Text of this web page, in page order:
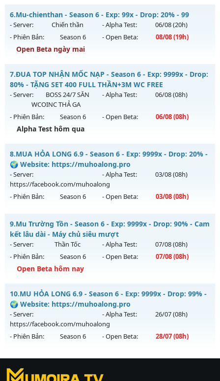
Antihack: Shark Shield
✨✨✨ Lục Địa Xưa✨✨✨ - ✨✨✨ Lục Địa Xưa✨✨✨
Mu mới ra tháng 08 2026 - Mở máy chủ
✨✨✨ Lục Địa
Xưa✨✨✨
vào 13h ngày 01/08/2626
Exp: 100x - Drop: 20%
Thể loại: Mu Nguyên bản Webzen
Antihack: XTEAM
6.Mu-chienthan - Season 6 - Exp: 99x - Drop: 20% - 99
- Server: Chiến thần - Alpha Test: 06/08(20h)
- Phiên Bản:
Season 6 - Open Beta: 08/08(19h)
Open Beta ngày mai
Mu-chienthan - 99
Mu mới ra tháng 08 2026 - Mở máy chủChiến thần
ngày 08/08/2626
Exp: 99x - Drop: 20%
Kiểu reset: Reset In Game
Antihack: Anti 8x
7.ĐUA TOP NHẬN MỐC NẠP - Season 6 - Exp: 9999x - Drop:
80% - TẶNG SET 400 FULL THẦN+3M WC FREE
- Server:
BOSS 24/7 SĂN
WCOINC THẢ GA
- Alpha Test: 06/08(08h)
- Phiên Bản: Season 6 - Open Beta: 06/08(08h)
Alpha Test hôm qua
ĐUA TOP NHẬN MỐC NẠP - TẶNG SET 400 FULL THẦN+3M
WC FREE
Mu mới ra tháng 08 2026 - Mở máy chủ
BOSS 24/7 SĂN
WCOINC THẢ GAvào 08h ngày 06/08/2626
Exp: 9999x - Drop: 80%
Thể loại: Mu Nguyên bản Webzen
Antihack: KHÔNG THỂ HACK
8.MUA HỎA LONG 6.9 - Season 6 - Exp: 9999x - Drop: 20% -
🌍 Website: https://muhoalong.pro
- Server:
https://facebook.com/muhoalong
- Alpha Test: 03/08(08h)
- Phiên Bản: Season 6 - Open Beta: 03/08(08h)
MUA HỎA LONG 6.9 - 🌍 Website: https://muhoalong.pro
Mu mới ra tháng 08 2026 - Mở máy chủ
https://facebook.com/muhoalongvào 08h ngày
03/08/2626
Exp: 9999x - Drop: 20%
Thể loại: Mu Nguyên bản Webzen
Antihack: XShield
9.Mu Trường Tồn - Season 6 - Exp: 9999x - Drop: 90% - Cam
kết lâu dài - Máy chủ siêu mượt
- Server: Thần Tốc - Alpha Test: 07/08(08h)
- Phiên Bản:
Season 6 - Open Beta: 07/08(08h)
Open Beta hôm nay
Mu Trường Tồn - Cam kết lâu dài - Máy chủ siêu mượt
Mu mới ra tháng 08 2026 - Mở máy chủ
ngày 07/08/2626
Exp: 9999x - Drop: 90%
Thể loại: Mu Nguyên bản Webzen
Antihack: ICMPROTECT ✅ 🔴 ✨ ⚡️
10.MU HỎA LONG 6.9 - Season 6 - Exp: 9999x - Drop: 99% -
🌍 Website: https://muhoalong.pro
- Server:
https://facebook.com/muhoalong
- Alpha Test: 26/07(08h)
- Phiên Bản: Season 6 - Open Beta: 28/07(08h)
MU HỎA LONG 6.9 - 🌍 Website: https://muhoalong.pro
Mu mới ra tháng 07 2026 - Mở máy chủ
https://ktdb.net/ |789club